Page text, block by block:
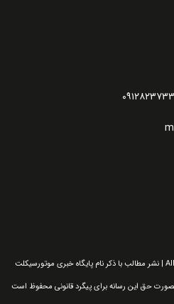
All Rights Reserved, © Copyright 2021 | نشر مطالب با ذکر نام پایگاه خبری موتورسیکلت
حق این رسانه برای پیگرد قانونی محفوظ است